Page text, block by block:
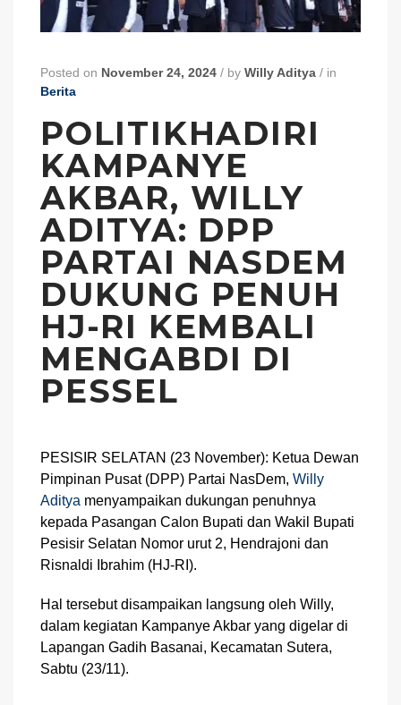
Posted on November 24, 2024 / by Willy Aditya / in
Berita
POLITIKHADIRI
KAMPANYE
AKBAR, WILLY
ADITYA: DPP
PARTAI NASDEM
DUKUNG PENUH
HJ-RI KEMBALI
MENGABDI DI
PESSEL
PESISIR SELATAN (23 November): Ketua Dewan
Pimpinan Pusat (DPP) Partai NasDem, Willy
Aditya menyampaikan dukungan penuhnya
kepada Pasangan Calon Bupati dan Wakil Bupati
Pesisir Selatan Nomor urut 2, Hendrajoni dan
Risnaldi Ibrahim (HJ-RI).
Hal tersebut disampaikan langsung oleh Willy,
dalam kegiatan Kampanye Akbar yang digelar di
Lapangan Gadih Basanai, Kecamatan Sutera,
Sabtu (23/11).